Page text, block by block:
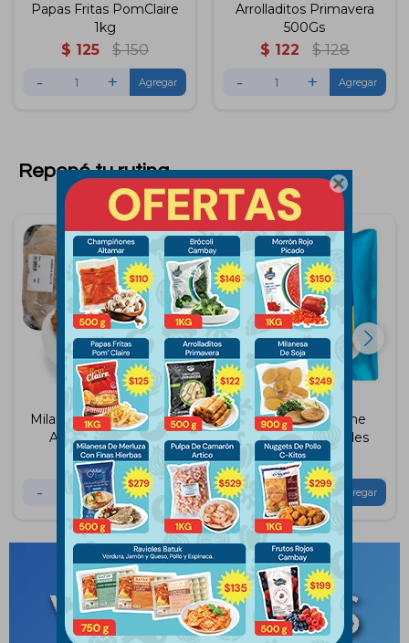

Papas Fritas PomClaire
1kg
$ 125 $ 150
- +
Arrolladitos Primavera
500Gs
$ 122 $ 128
- +
Reponé tu rutina
Milanesas de Pollo x Kg
Avícola del Oeste
$ 549
- +
Milanesas de Carne
Schneck 6 Unidades
$ 629
- +